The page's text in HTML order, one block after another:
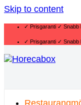
Skip to content
✓ Prisgaranti ✓ Snabb
✓ Prisgaranti ✓ Snabb